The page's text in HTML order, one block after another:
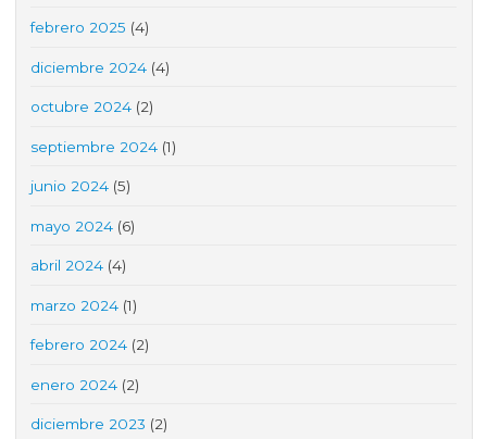
febrero 2025 (4)
diciembre 2024 (4)
octubre 2024 (2)
septiembre 2024 (1)
junio 2024 (5)
mayo 2024 (6)
abril 2024 (4)
marzo 2024 (1)
febrero 2024 (2)
enero 2024 (2)
diciembre 2023 (2)